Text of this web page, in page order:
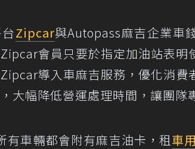
Zipcar與Autopass麻吉企業車
會員只要於指定加油站表明
導入車麻吉服務，優化消費
大幅降低營運處理時間，讓團隊
有車輛都會附有麻吉油卡，租車用